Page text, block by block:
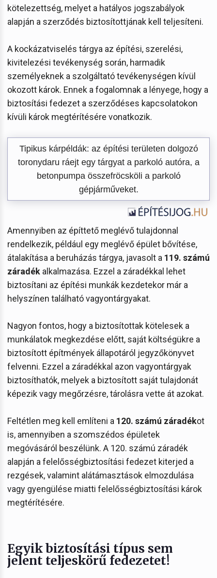
kötelezettség, melyet a hatályos jogszabályok
alapján a szerződés biztosítottjának kell teljesíteni.
A kockázatviselés tárgya az építési, szerelési,
kivitelezési tevékenység során, harmadik
személyeknek a szolgáltató tevékenységen kívül
okozott károk. Ennek a fogalomnak a lényege, hogy a
biztosítási fedezet a szerződéses kapcsolatokon
kívüli károk megtérítésére vonatkozik.
Tipikus kárpéldák: az építési területen dolgozó
toronydaru ráejt egy tárgyat a parkoló autóra, a
betonpumpa összefröcsköli a parkoló
gépjárműveket.
Amennyiben az építtető meglévő tulajdonnal
rendelkezik, például egy meglévő épület bővítése,
átalakítása a beruházás tárgya, javasolt a 119. számú
záradék alkalmazása. Ezzel a záradékkal lehet
biztosítani az építési munkák kezdetekor már a
helyszínen található vagyontárgyakat.
Nagyon fontos, hogy a biztosítottak kötelesek a
munkálatok megkezdése előtt, saját költségükre a
biztosított építmények állapotáról jegyzőkönyvet
felvenni. Ezzel a záradékkal azon vagyontárgyak
biztosíthatók, melyek a biztosított saját tulajdonát
képezik vagy megőrzésre, tárolásra vette át azokat.
Feltétlen meg kell említeni a 120. számú záradékot
is, amennyiben a szomszédos épületek
megóvásáról beszélünk. A 120. számú záradék
alapján a felelősségbiztosítási fedezet kiterjed a
rezgések, valamint alátámasztások elmozdulása
vagy gyengülése miatti felelősségbiztosítási károk
megtérítésére.
Egyik biztosítási típus sem
jelent teljeskörű fedezetet!